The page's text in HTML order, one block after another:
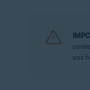
vos